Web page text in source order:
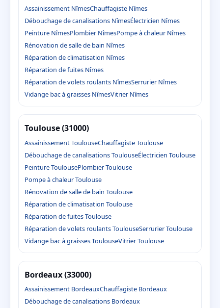
Assainissement NîmesChauffagiste Nîmes
Débouchage de canalisations NîmesÉlectricien Nîmes
Peinture NîmesPlombier NîmesPompe à chaleur Nîmes
Rénovation de salle de bain Nîmes
Réparation de climatisation Nîmes
Réparation de fuites Nîmes
Réparation de volets roulants NîmesSerrurier Nîmes
Vidange bac à graisses NîmesVitrier Nîmes
Toulouse (31000)
Assainissement ToulouseChauffagiste Toulouse
Débouchage de canalisations ToulouseÉlectricien Toulouse
Peinture ToulousePlombier Toulouse
Pompe à chaleur Toulouse
Rénovation de salle de bain Toulouse
Réparation de climatisation Toulouse
Réparation de fuites Toulouse
Réparation de volets roulants ToulouseSerrurier Toulouse
Vidange bac à graisses ToulouseVitrier Toulouse
Bordeaux (33000)
Assainissement BordeauxChauffagiste Bordeaux
Débouchage de canalisations Bordeaux